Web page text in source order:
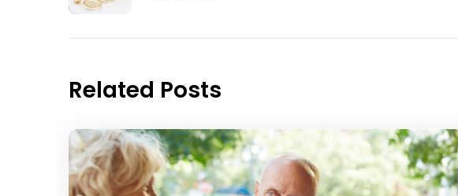
Related Posts